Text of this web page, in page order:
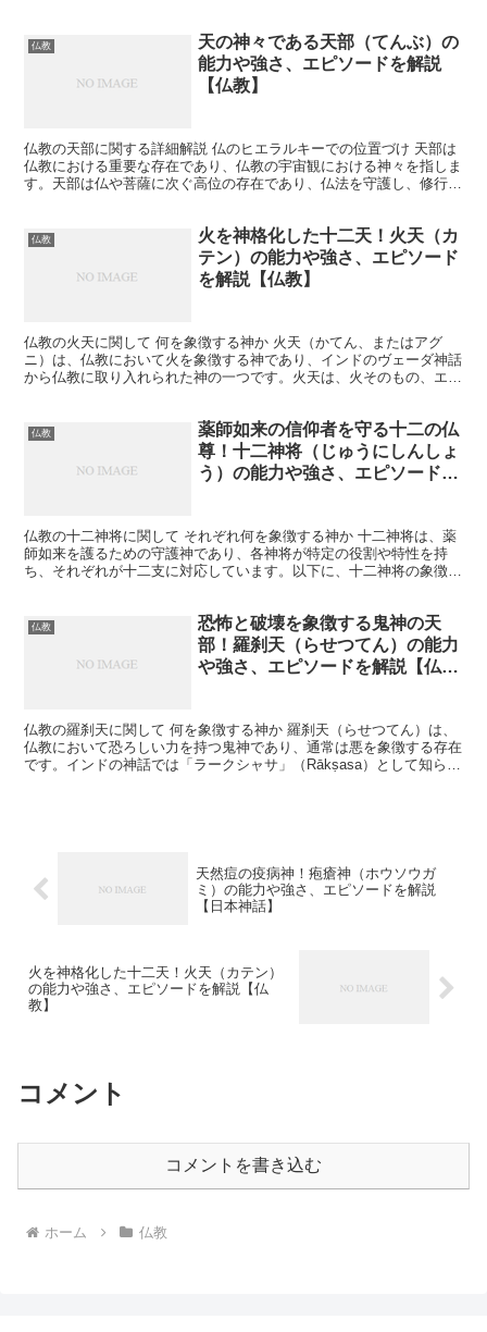
仏教
天の神々である天部（てんぶ）の
能力や強さ、エピソードを解説
【仏教】
仏教の天部に関する詳細解説 仏のヒエラルキーでの位置づけ 天部は
仏教における重要な存在であり、仏教の宇宙観における神々を指しま
す。天部は仏や菩薩に次ぐ高位の存在であり、仏法を守護し、修行者
仏教
火を神格化した十二天！火天（カ
テン）の能力や強さ、エピソード
を解説【仏教】
仏教の火天に関して 何を象徴する神か 火天（かてん、またはアグ
ニ）は、仏教において火を象徴する神であり、インドのヴェーダ神話
から仏教に取り入れられた神の一つです。火天は、火そのもの、エネ
仏教
薬師如来の信仰者を守る十二の仏
尊！十二神将（じゅうにしんしょ
う）の能力や強さ、エピソードを
仏教の十二神将に関して それぞれ何を象徴する神か 十二神将は、薬
師如来を護るための守護神であり、各神将が特定の役割や特性を持
ち、それぞれが十二支に対応しています。以下に、十二神将の象徴す
仏教
恐怖と破壊を象徴する鬼神の天
部！羅刹天（らせつてん）の能力
や強さ、エピソードを解説【仏
仏教の羅刹天に関して 何を象徴する神か 羅刹天（らせつてん）は、
仏教において恐ろしい力を持つ鬼神であり、通常は悪を象徴する存在
です。インドの神話では「ラークシャサ」（Rākṣasa）として知ら
天然痘の疫病神！疱瘡神（ホウソウガ
ミ）の能力や強さ、エピソードを解説
【日本神話】
火を神格化した十二天！火天（カテン）
の能力や強さ、エピソードを解説【仏
教】
コメント
コメントを書き込む
ホーム 仏教